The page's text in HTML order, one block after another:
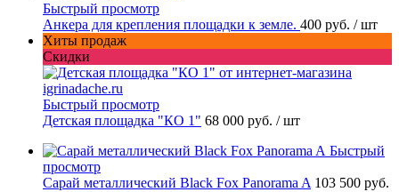
Быстрый просмотр
Анкера для крепления площадки к земле. 400 руб. / шт
Хиты продаж
Скидки
Быстрый просмотр
Детская площадка "КО 1" 68 000 руб. / шт
Быстрый
просмотр
Сарай металлический Black Fox Panorama A 103 500 руб.